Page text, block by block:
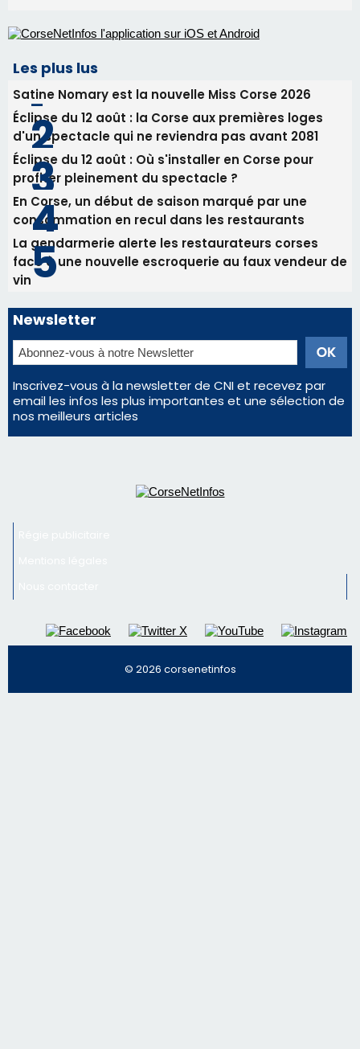
Les plus lus
Satine Nomary est la nouvelle Miss Corse 2026
Éclipse du 12 août : la Corse aux premières loges
d'un spectacle qui ne reviendra pas avant 2081
Éclipse du 12 août : Où s'installer en Corse pour
profiter pleinement du spectacle ?
En Corse, un début de saison marqué par une
consommation en recul dans les restaurants
La gendarmerie alerte les restaurateurs corses
face à une nouvelle escroquerie au faux vendeur de
vin
Newsletter
Inscrivez-vous à la newsletter de CNI et recevez par
email les infos les plus importantes et une sélection de
nos meilleurs articles
© 2026 corsenetinfos